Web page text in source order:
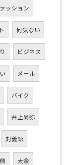
ッション
何気ない
ビジネス
メール
バイク
井上尚弥
対義語
大金